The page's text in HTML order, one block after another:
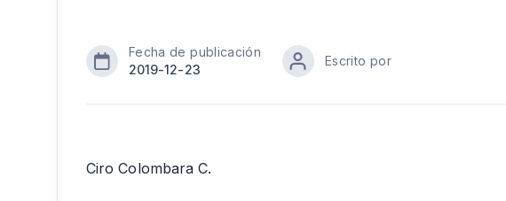
Fecha de publicación
2019-12-23
Escrito por
Ciro Colombara C.